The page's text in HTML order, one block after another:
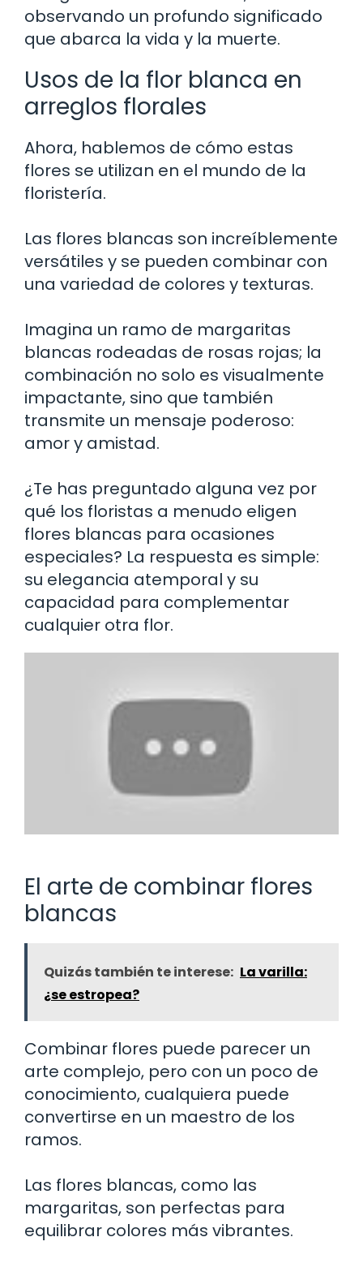
observando un profundo significado
que abarca la vida y la muerte.
Usos de la flor blanca en
arreglos florales
Ahora, hablemos de cómo estas
flores se utilizan en el mundo de la
floristería.
Las flores blancas son increíblemente
versátiles y se pueden combinar con
una variedad de colores y texturas.
Imagina un ramo de margaritas
blancas rodeadas de rosas rojas; la
combinación no solo es visualmente
impactante, sino que también
transmite un mensaje poderoso:
amor y amistad.
¿Te has preguntado alguna vez por
qué los floristas a menudo eligen
flores blancas para ocasiones
especiales? La respuesta es simple:
su elegancia atemporal y su
capacidad para complementar
cualquier otra flor.
El arte de combinar flores
blancas
Quizás también te interese: La varilla:
¿se estropea?
Combinar flores puede parecer un
arte complejo, pero con un poco de
conocimiento, cualquiera puede
convertirse en un maestro de los
ramos.
Las flores blancas, como las
margaritas, son perfectas para
equilibrar colores más vibrantes.